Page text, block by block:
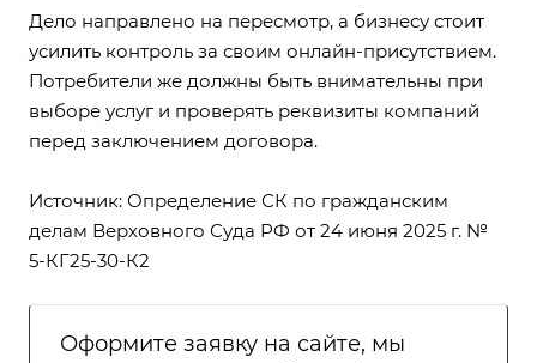
Оформите заявку на сайте, мы
Дело направлено на пересмотр, а бизнесу стоит
усилить контроль за своим онлайн-присутствием.
Потребители же должны быть внимательны при
выборе услуг и проверять реквизиты компаний
перед заключением договора.
Источник: Определение СК по гражданским
делам Верховного Суда РФ от 24 июня 2025 г. №
5-КГ25-30-К2